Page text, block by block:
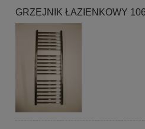
GRZEJNIK ŁAZIENKOWY